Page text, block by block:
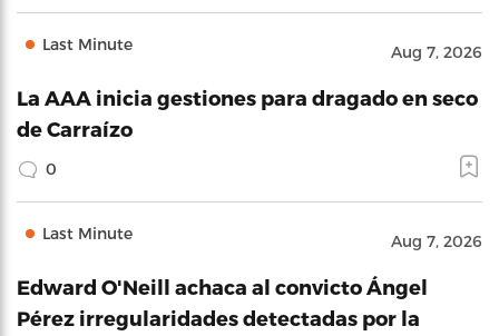
Last Minute Aug 7, 2026
La AAA inicia gestiones para dragado en seco
de Carraízo
0
Last Minute Aug 7, 2026
Edward O'Neill achaca al convicto Ángel
Pérez irregularidades detectadas por la